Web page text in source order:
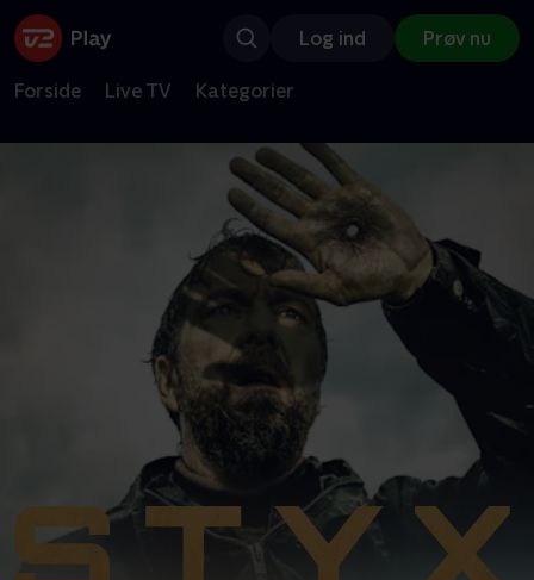
Log ind Prøv nu
Forside Live TV Kategorier